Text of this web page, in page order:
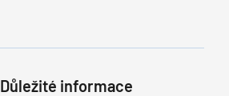
Důležité informace